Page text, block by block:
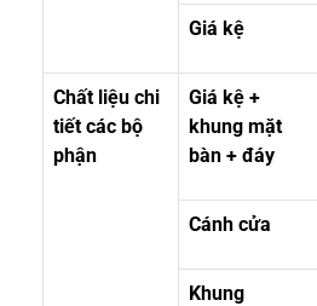
Giá kệ
Chất liệu chi
tiết các bộ
phận
Giá kệ +
khung mặt
bàn + đáy
Cánh cửa
Khung